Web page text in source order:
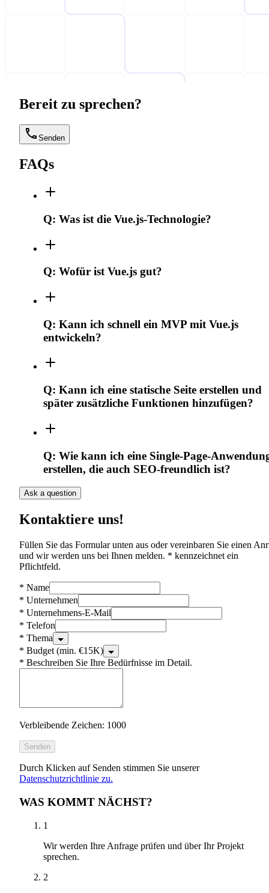
Bereit zu sprechen?
Senden
FAQs
Q: Was ist die Vue.js-Technologie?
Q: Wofür ist Vue.js gut?
Q: Kann ich schnell ein MVP mit Vue.js
entwickeln?
Q: Kann ich eine statische Seite erstellen und
später zusätzliche Funktionen hinzufügen?
Q: Wie kann ich eine Single-Page-
erstellen, die auch SEO-freundlich ist?
Ask a question
Kontaktiere uns!
Füllen Sie das Formular unten aus oder vereinbaren Sie einen
und wir werden uns bei Ihnen melden. * kennzeichnet ein
Pflichtfeld.
* Name
* Unternehmen
* Unternehmens-E-Mail
* Telefon
* Thema
* Budget (min. €15K)
* Beschreiben Sie Ihre Bedürfnisse im Detail.
Verbleibende Zeichen: 1000
Senden
Durch Klicken auf Senden stimmen Sie unserer
Datenschutzrichtlinie zu.
WAS KOMMT NÄCHST?
1
Wir werden Ihre Anfrage prüfen und über Ihr Projekt
sprechen.
2